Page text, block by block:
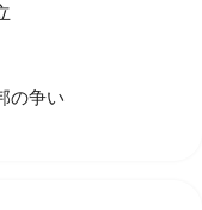
の争い